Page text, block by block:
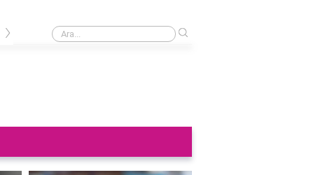
Saat neden sağa takılmaz?
›